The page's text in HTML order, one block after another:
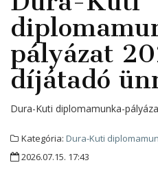
pályázat
díjátadó
Dura-Kuti diplomamunka-
Kategória: Dura-Kuti
2026.07.15. 17:43